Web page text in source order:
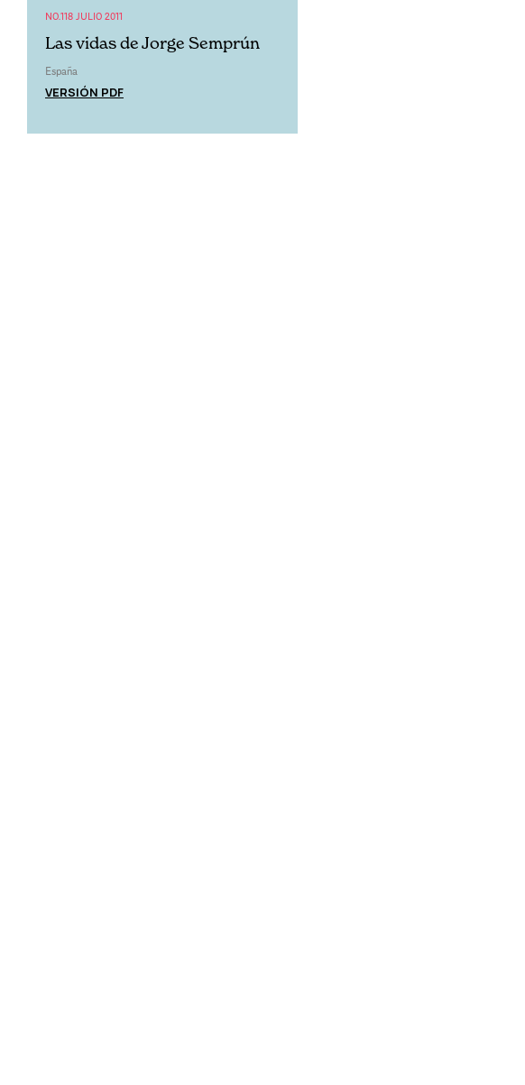
NO.118 JULIO 2011
Las vidas de Jorge Semprún
España
VERSIÓN PDF